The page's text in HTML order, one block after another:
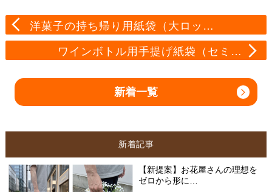
洋菓子の持ち帰り用紙袋（大ロッ…
ワインボトル用手提げ紙袋（セミ…
新着一覧
新着記事
【新提案】お花屋さんの理想を
ゼロから形に…